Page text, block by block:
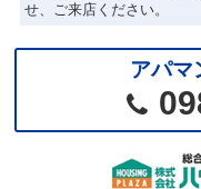
せ、ご来店ください。
アパマ